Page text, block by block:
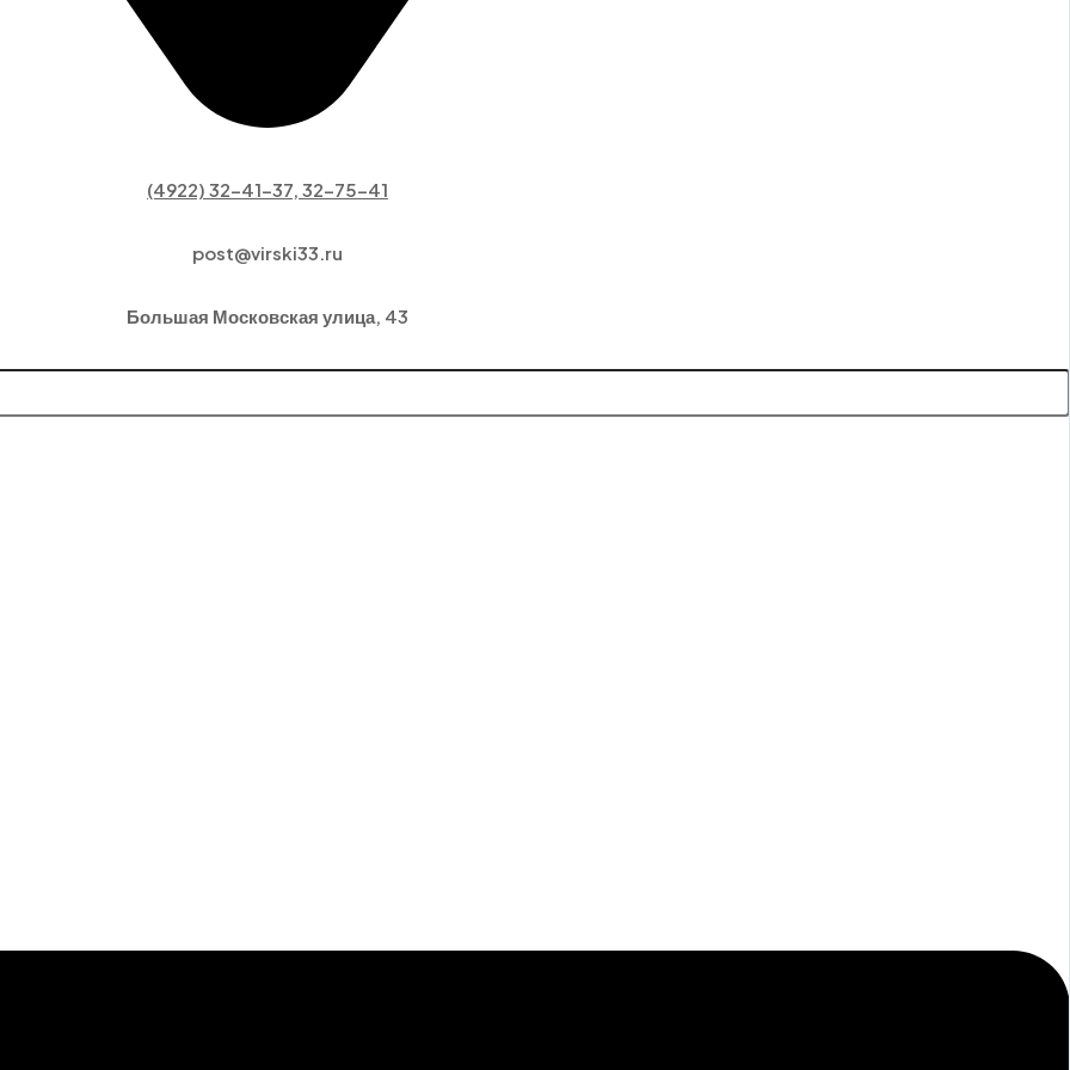
(4922) 32-41-37, 32-75-41
post@virski33.ru
Большая Московская улица, 43